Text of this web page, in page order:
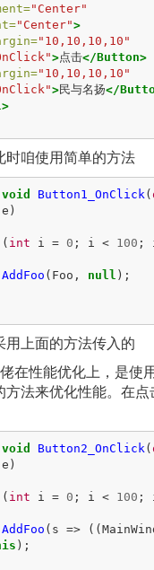
"Center"
"Center">
"10,10,10,10"
>点击</Button>
"10,10,10,10"
>民与名扬</
时咱使用简单的方法
void Button1_OnClick (
e )
( int i = 0 ; i < 100 ;
AddFoo ( Foo , null );
用上面的方法传入的
在性能优化上，是使
法来优化性能。在点
void Button2_OnClick (
e )
( int i = 0 ; i < 100 ;
AddFoo ( s => ((
);